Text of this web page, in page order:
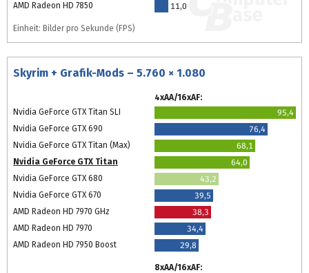
AMD Radeon HD 7850
11,0
Einheit: Bilder pro Sekunde (FPS)
Skyrim + Grafik-Mods – 5.760 × 1.080
4xAA/16xAF:
Nvidia GeForce GTX Titan SLI
95,4
Nvidia GeForce GTX 690
76,4
Nvidia GeForce GTX Titan (Max)
68,1
Nvidia GeForce GTX Titan
64,0
Nvidia GeForce GTX 680
43,2
Nvidia GeForce GTX 670
39,5
AMD Radeon HD 7970 GHz
38,3
AMD Radeon HD 7970
34,4
AMD Radeon HD 7950 Boost
29,8
8xAA/16xAF: